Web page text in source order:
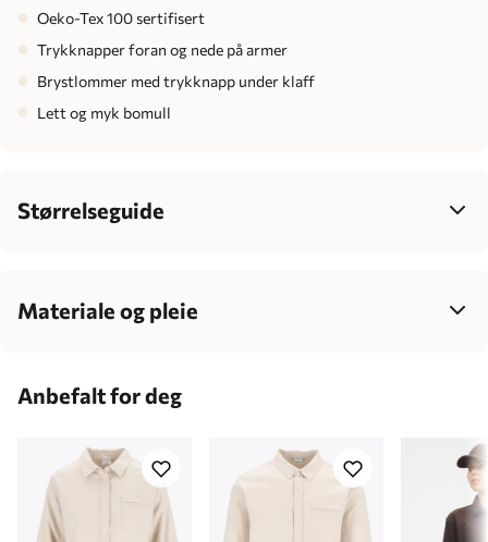
Oeko-Tex 100 sertifisert
Trykknapper foran og nede på armer
Brystlommer med trykknapp under klaff
Lett og myk bomull
Størrelseguide
Bryst 77-85 99-106
Kroppshøyde 157-165 168-177 172-180 174-182
Materiale og pleie
Anbefalt for deg